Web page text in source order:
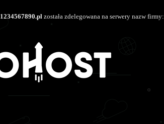
1234567890.plzostała zdelegowana na serwery nazw firmy: